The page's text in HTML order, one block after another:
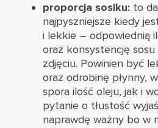
proporcja sosiku: to
najpyszniejsze kiedy
i lekkie – odpowiednią
oraz konsystencję
zdjęciu. Powinien być
oraz odrobinę płynny,
spora ilość oleju, jak i
pytanie o tłustość
naprawdę ważny bo w